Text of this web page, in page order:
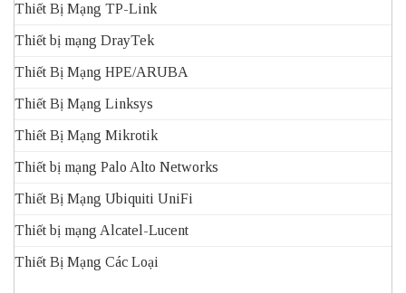
Thiết Bị Mạng TP-Link
Thiết bị mạng DrayTek
Thiết Bị Mạng HPE/ARUBA
Thiết Bị Mạng Linksys
Thiết Bị Mạng Mikrotik
Thiết bị mạng Palo Alto Networks
Thiết Bị Mạng Ubiquiti UniFi
Thiết bị mạng Alcatel-Lucent
Thiết Bị Mạng Các Loại